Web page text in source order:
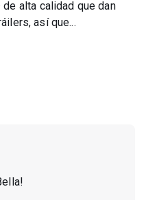
alta calidad que dan
así que...